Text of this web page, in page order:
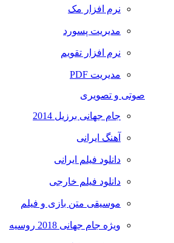
نرم افزار مک
مدیریت پسورد
نرم افزار تقویم
مدیریت PDF
صوتی و تصویری
جام جهانی برزیل 2014
آهنگ ایرانی
دانلود فیلم ایرانی
دانلود فیلم خارجی
موسیقی متن بازی و فیلم
ویژه جام جهانی 2018 روسیه